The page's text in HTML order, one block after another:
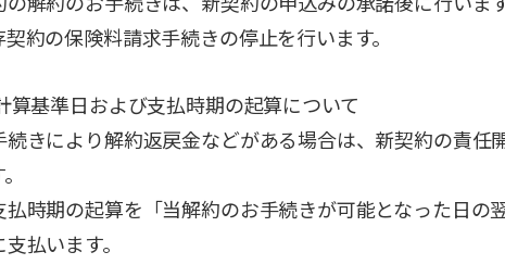
約の保険料請求手続きの停止を行います。
基準日および支払時期の起算について
きにより解約返戻金などがある場合は、新契約の責任
払時期の起算を「当解約のお手続きが可能となった日の
払います。